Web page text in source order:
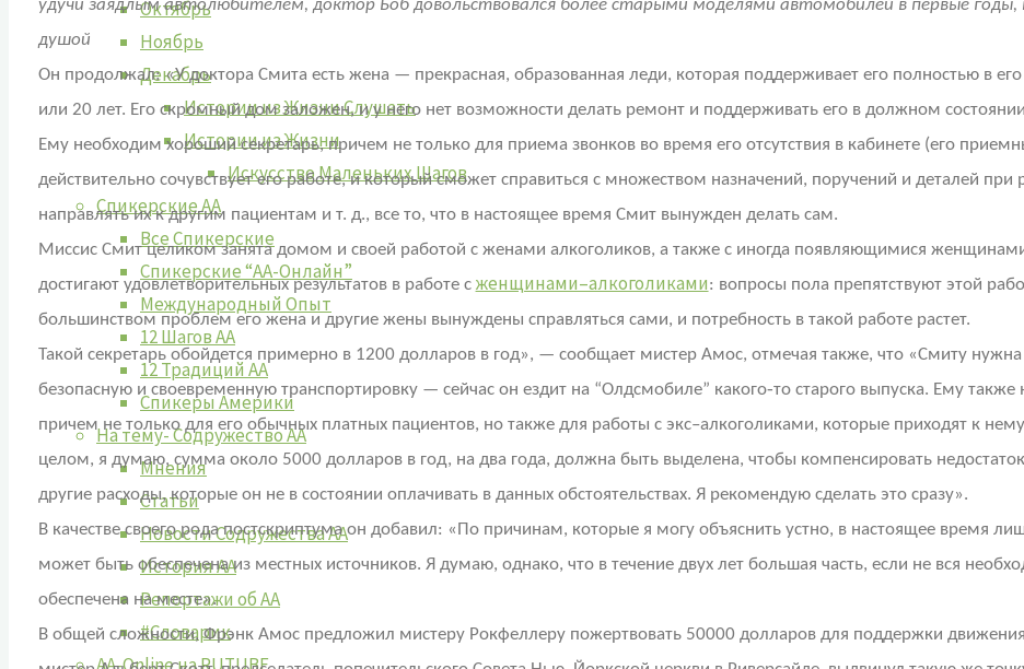
Октябрь
Ноябрь
Декабрь
Истории из Жизни Слушать
Истории из Жизни
Искусство Маленьких Шагов
Спикерские АА
Все Спикерские
Спикерские “АА-Онлайн”
Международный Опыт
12 Шагов АА
12 Традиций АА
Спикеры Америки
На тему- Содружество АА
Мнения
Статьи
Новости Содружества АА
История АА
Репортажи об АА
#Словарик
удучи заядлым автолюбителем, доктор Боб довольствовался более старыми моделями автомобилей в первые годы,
душой
Он продолжал: «У доктора Смита есть жена — прекрасная, образованная леди, которая поддерживает его полностью в
или 20 лет. Его скромный дом заложен, и у него нет возможности делать ремонт и поддерживать его в должном
Ему необходим хороший секретарь, причем не только для приема звонков во время его отсутствия в кабинете (его
действительно сочувствует его работе, и который сможет справиться с множеством назначений, поручений и деталей
направлять их к другим пациентам и т. д., все то, что в настоящее время Смит вынужден делать сам.
Миссис Смит целиком занята домом и своей работой с женами алкоголиков, а также с иногда появляющимися
достигают удовлетворительных результатов в работе с женщинами–алкоголиками: вопросы пола препятствуют этой
большинством проблем его жена и другие жены вынуждены справляться сами, и потребность в такой работе растет.
Такой секретарь обойдется примерно в 1200 долларов в год», — сообщает мистер Амос, отмечая также, что «Смиту
безопасную и своевременную транспортировку — сейчас он ездит на “Олдсмобиле” какого‑то старого выпуска. Ему
причем не только для его обычных платных пациентов, но также для работы с экс–алкоголиками, которые приходят к
целом, я думаю, сумма около 5000 долларов в год, на два года, должна быть выделена, чтобы компенсировать недостаток
другие расходы, которые он не в состоянии оплачивать в данных обстоятельствах. Я рекомендую сделать это сразу».
В качестве своего рода постскриптума он добавил: «По причинам, которые я могу объяснить устно, в настоящее время
может быть обеспечена из местных источников. Я думаю, однако, что в течение двух лет большая часть, если не вся
обеспечена на месте».
В общей сложности, Фрэнк Амос предложил мистеру Рокфеллеру пожертвовать 50000 долларов для поддержки